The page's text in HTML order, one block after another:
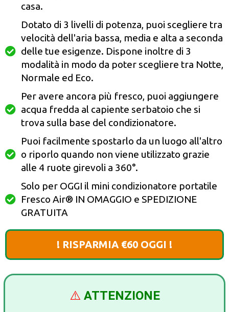
casa.
Dotato di 3 livelli di potenza, puoi scegliere tra
velocità dell'aria bassa, media e alta a seconda
delle tue esigenze. Dispone inoltre di 3
modalità in modo da poter scegliere tra Notte,
Normale ed Eco.
Per avere ancora più fresco, puoi aggiungere
acqua fredda al capiente serbatoio che si
trova sulla base del condizionatore.
Puoi facilmente spostarlo da un luogo all'altro
o riporlo quando non viene utilizzato grazie
alle 4 ruote girevoli a 360°.
Solo per OGGI il mini condizionatore portatile
Fresco Air®️ IN OMAGGIO e SPEDIZIONE
GRATUITA
! RISPARMIA €60 OGGI !
⚠️ ATTENZIONE